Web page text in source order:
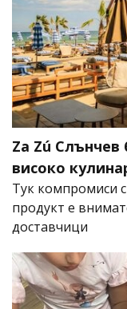
Za Zú Слънчев
високо
Тук компромиси
продукт е
доставчици